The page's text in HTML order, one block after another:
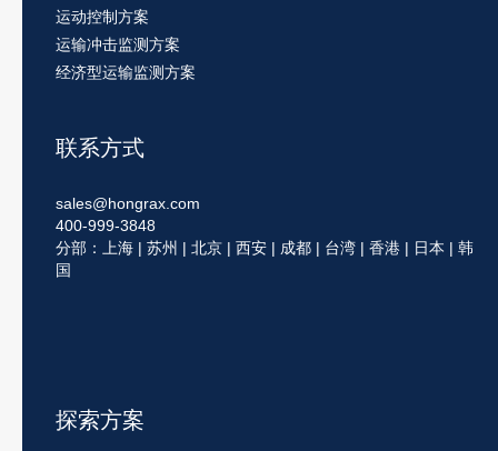
运动控制方案
运输冲击监测方案
经济型运输监测方案
联系方式
sales@hongrax.com
400-999-3848
分部：上海 | 苏州 | 北京 | 西安 | 成都 | 台湾 | 香港 | 日本 | 韩
国
探索方案